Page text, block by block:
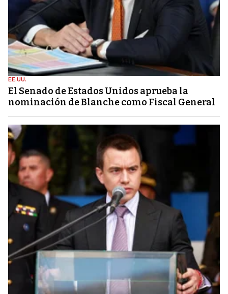
EE.UU.
El Senado de Estados Unidos aprueba la
nominación de Blanche como Fiscal General